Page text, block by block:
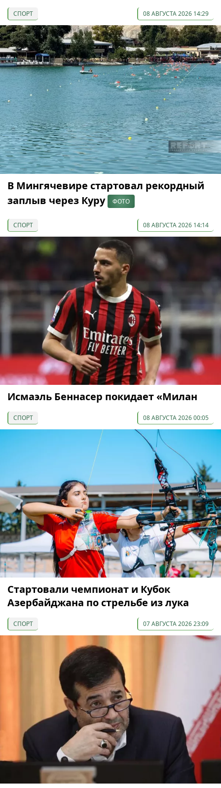
СПОРТ 08 АВГУСТА 2026 14:29
В Мингячевире стартовал рекордный
заплыв через Куру
ФОТО
СПОРТ 08 АВГУСТА 2026 14:14
Исмаэль Беннасер покидает «Милан
СПОРТ 08 АВГУСТА 2026 00:05
Cтартовали чемпионат и Кубок
Азербайджана по стрельбе из лука
СПОРТ 07 АВГУСТА 2026 23:09